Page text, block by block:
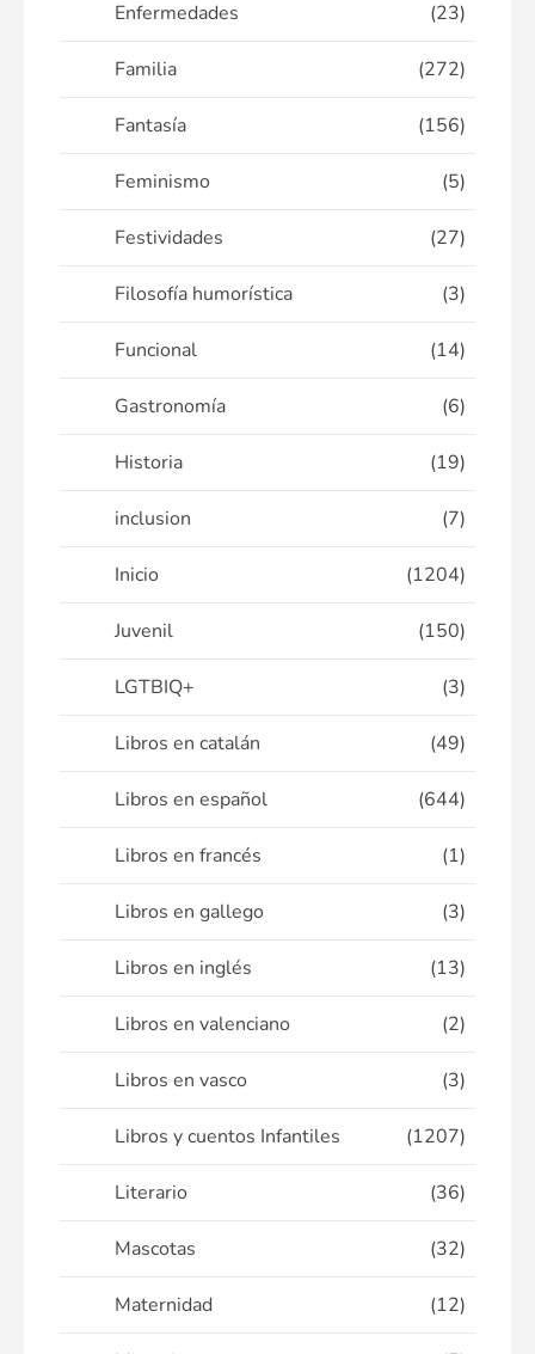
Enfermedades (23)
Familia (272)
Fantasía (156)
Feminismo (5)
Festividades (27)
Filosofía humorística (3)
Funcional (14)
Gastronomía (6)
Historia (19)
inclusion (7)
Inicio (1204)
Juvenil (150)
LGTBIQ+ (3)
Libros en catalán (49)
Libros en español (644)
Libros en francés (1)
Libros en gallego (3)
Libros en inglés (13)
Libros en valenciano (2)
Libros en vasco (3)
Libros y cuentos Infantiles (1207)
Literario (36)
Mascotas (32)
Maternidad (12)